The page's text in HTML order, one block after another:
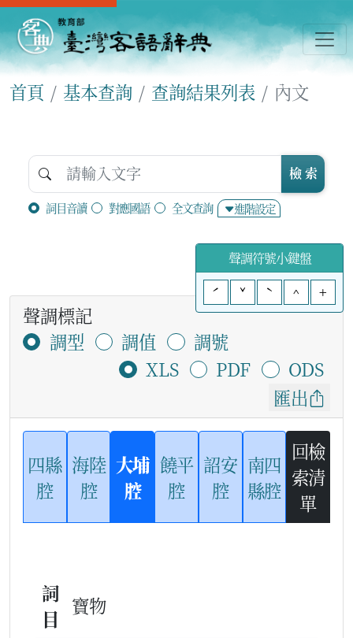
首頁 基本查詢 查詢結果列表 內文
詞目音讀 對應國語 全文查詢 進階設定
檢 索
聲調符號小鍵盤
ˊ
ˇ ˋ ^ +
聲調標記
調型
調值
調號
XLS
PDF
ODS
匯出
四縣
腔
海陸
腔
大埔
腔
饒平
腔
詔安
腔
南四
縣腔
回檢
索清
單
詞
目
寶物